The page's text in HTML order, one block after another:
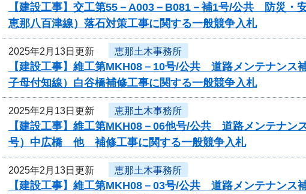
【建設工事】交工第55－A003－B081－補1号/公共 防災・
恵那八百津線）落石対策工事に関する一般競争入札
2025年2月13日更新 恵那土木事務所
【建設工事】維工第MKH08－10号/公共 道路メンテナンス
子母付知線）白谷橋補修工事に関する一般競争入札
2025年2月13日更新 恵那土木事務所
【建設工事】維工第MKH08－06他号/公共 道路メンテナン
号）中広橋 他 補修工事に関する一般競争入札
2025年2月13日更新 恵那土木事務所
【建設工事】維工第MKH08－03号/公共 道路メンテナンス